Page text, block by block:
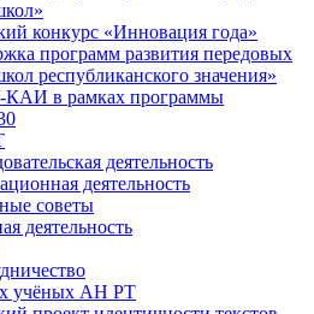
конкурс «Инновация года»
программ развития передовых
республиканского значения»
в рамках программы
деятельность
деятельность
советы
деятельность
учёных АН РТ